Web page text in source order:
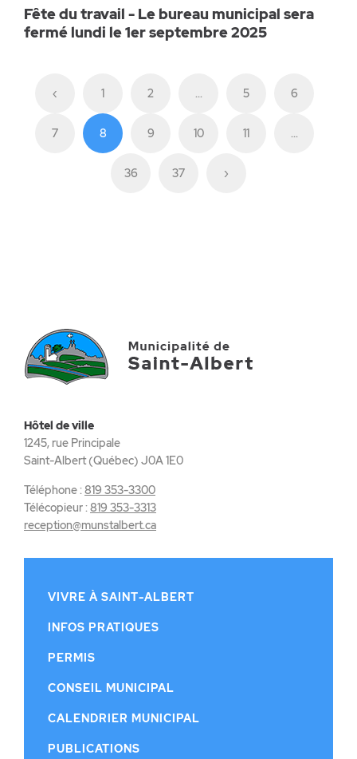
Fête du travail - Le bureau municipal sera
fermé lundi le 1er septembre 2025
‹ 1 2 ... 5 6
7 8 9 10 11 ...
36 37 ›
Hôtel de ville
1245, rue Principale
Saint-Albert (Québec) J0A 1E0
Téléphone :819 353-3300
Télécopieur :819 353-3313
reception@munstalbert.ca
VIVRE À SAINT-ALBERT
INFOS PRATIQUES
PERMIS
CONSEIL MUNICIPAL
CALENDRIER MUNICIPAL
PUBLICATIONS